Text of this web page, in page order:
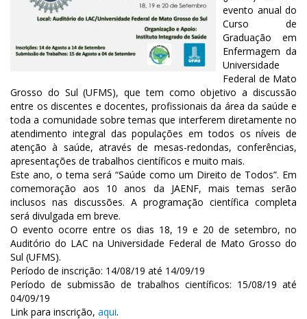
evento anual do
Curso de
Graduação em
Enfermagem da
Universidade
Federal de Mato
Grosso do Sul (UFMS), que tem como objetivo a discussão
entre os discentes e docentes, profissionais da área da saúde e
toda a comunidade sobre temas que interferem diretamente no
atendimento integral das populações em todos os níveis de
atenção à saúde, através de mesas-redondas, conferências,
apresentações de trabalhos científicos e muito mais.
Este ano, o tema será “Saúde como um Direito de Todos”. Em
comemoração aos 10 anos da JAENF, mais temas serão
inclusos nas discussões. A programação científica completa
será divulgada em breve.
O evento ocorre entre os dias 18, 19 e 20 de setembro, no
Auditório do LAC na Universidade Federal de Mato Grosso do
Sul (UFMS).
Período de inscrição: 14/08/19 até 14/09/19
Período de submissão de trabalhos científicos: 15/08/19 até
04/09/19
Link para inscrição, aqui.